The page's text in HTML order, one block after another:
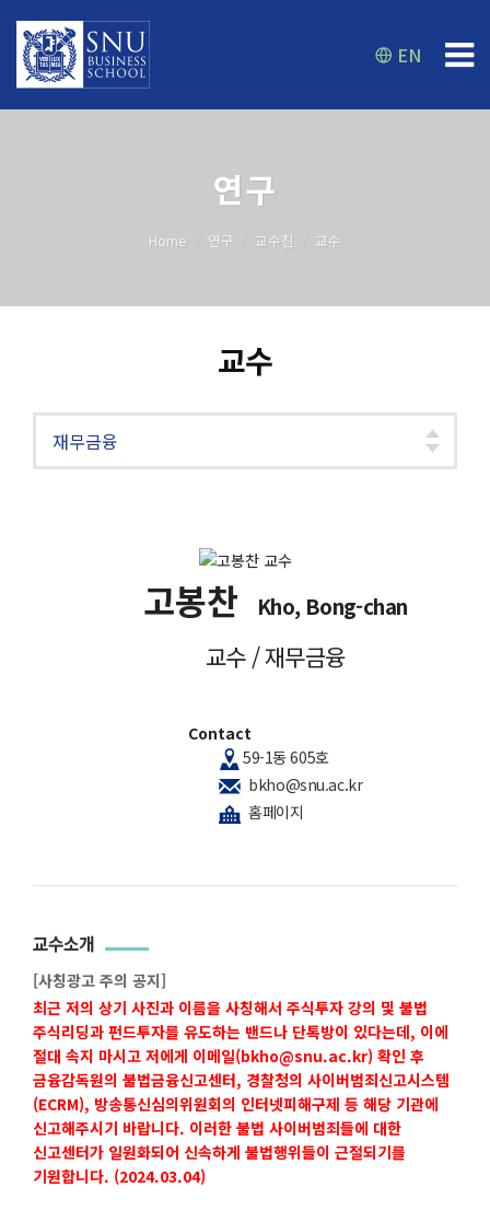
EN
연구
Home 연구 교수진 교수
교수
고봉찬 Kho, Bong-chan
교수 / 재무금융
Contact
59-1동 605호
bkho@snu.ac.kr
홈페이지
교수소개
[사칭광고 주의 공지]
최근 저의 상기 사진과 이름을 사칭해서 주식투자 강의 및 불법
주식리딩과 펀드투자를 유도하는 밴드나 단톡방이 있다는데, 이에
절대 속지 마시고 저에게 이메일(bkho@snu.ac.kr) 확인 후
금융감독원의 불법금융신고센터, 경찰청의 사이버범죄신고시스템
(ECRM), 방송통신심의위원회의 인터넷피해구제 등 해당 기관에
신고해주시기 바랍니다. 이러한 불법 사이버범죄들에 대한
신고센터가 일원화되어 신속하게 불법행위들이 근절되기를
기원합니다. (2024.03.04)